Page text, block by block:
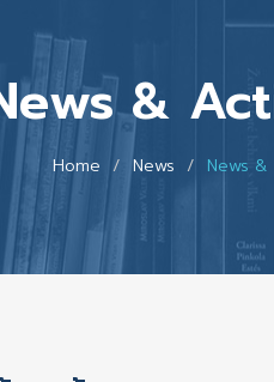
&
Home News News